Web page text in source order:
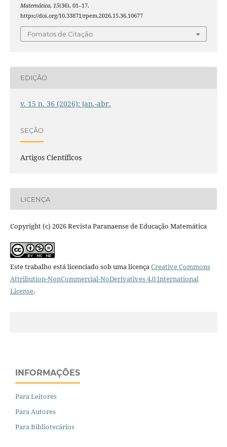
Matemática, 15(36), 01–17.
https://doi.org/10.33871/rpem.2026.15.36.10677
Fomatos de Citação
EDIÇÃO
v. 15 n. 36 (2026): jan.-abr.
SEÇÃO
Artigos Científicos
LICENÇA
Copyright (c) 2026 Revista Paranaense de Educação Matemática
Este trabalho está licenciado sob uma licençaCreative Commons
Attribution-NonCommercial-NoDerivatives 4.0 International
License.
INFORMAÇÕES
Para Leitores
Para Autores
Para Bibliotecários